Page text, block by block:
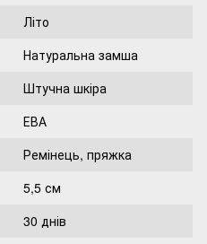
Літо
Натуральна замша
Штучна шкіра
ЕВА
Ремінець, пряжка
5,5 см
30 днів